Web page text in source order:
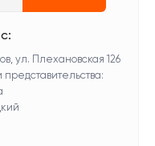
ул. Плехановская 126